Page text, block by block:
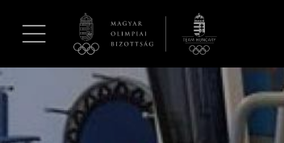
Hírek